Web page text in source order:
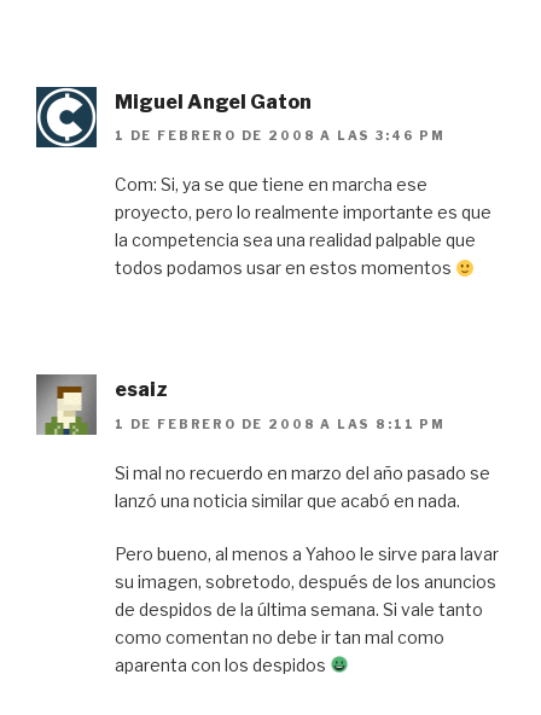
Miguel Angel Gaton
1 DE FEBRERO DE 2008 A LAS 3:46 PM
Com: Si, ya se que tiene en marcha ese
proyecto, pero lo realmente importante es que
la competencia sea una realidad palpable que
todos podamos usar en estos momentos
esaiz
1 DE FEBRERO DE 2008 A LAS 8:11 PM
Si mal no recuerdo en marzo del año pasado se
lanzó una noticia similar que acabó en nada.
Pero bueno, al menos a Yahoo le sirve para lavar
su imagen, sobretodo, después de los anuncios
de despidos de la última semana. Si vale tanto
como comentan no debe ir tan mal como
aparenta con los despidos